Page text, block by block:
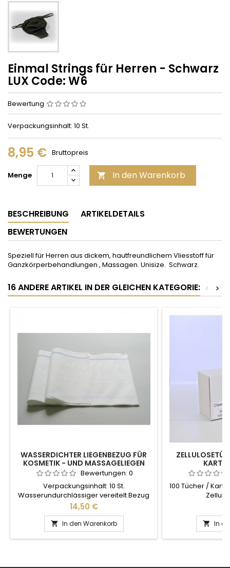
Einmal Strings für Herren - Schwarz
LUX Code: W6
Bewertung
Verpackungsinhalt: 10 St.
8,95 € Bruttopreis
Menge  In den Warenkorb
BESCHREIBUNG
ARTIKELDETAILS
BEWERTUNGEN
Speziell für Herren aus dickem, hautfreundlichem Vliesstoff für
Ganzkörperbehandlungen , Massagen. Unisize. Schwarz.
16 ANDERE ARTIKEL IN DER GLEICHEN KATEGORIE: >
<
WASSERDICHTER LIEGENBEZUG FÜR
KOSMETIK - UND MASSAGELIEGEN
CODE: Y3
Bewertungen: 0
Verpackungsinhalt: 10 St.
Wasserundurchlässiger vereitelt Bezug
zum einmaligen Gebrauch Größe: 80 /
175 cm
Preis
14,50 €
 In den Warenkorb
100 Tücher /
 In